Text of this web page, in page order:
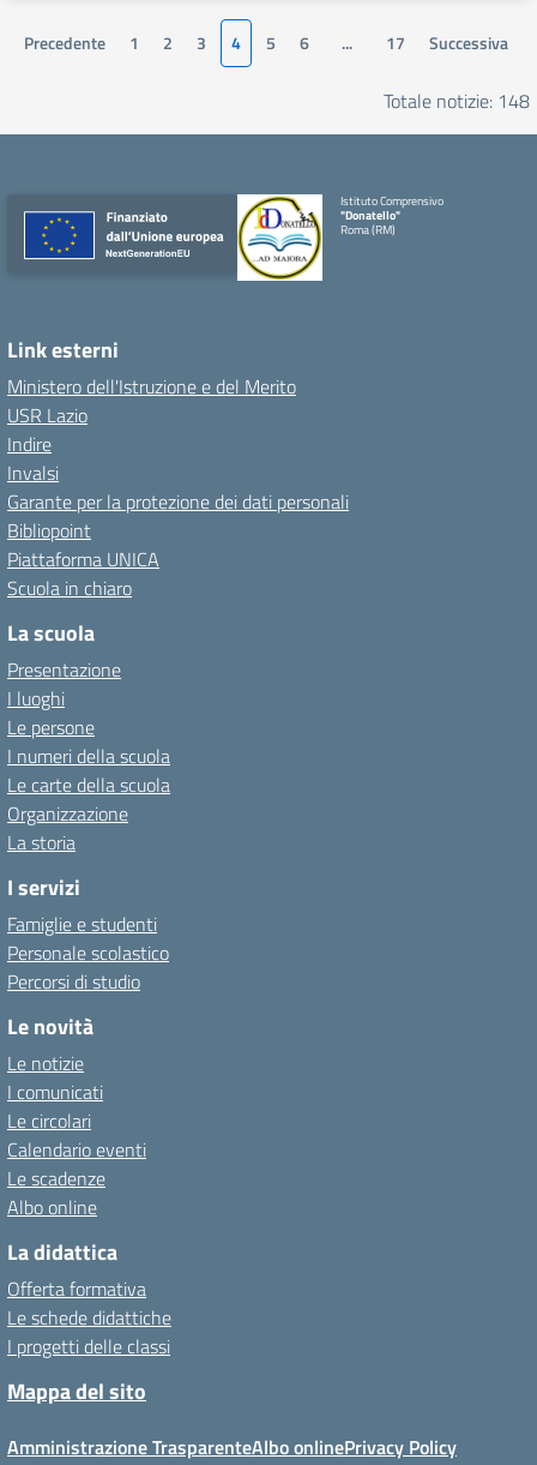
Precedente 1 2 3 4 5 6 ... 17 Successiva
Totale notizie: 148
Istituto Comprensivo
"Donatello"
Roma (RM)
Link esterni
Ministero dell'Istruzione e del Merito
USR Lazio
Indire
Invalsi
Garante per la protezione dei dati personali
Bibliopoint
Piattaforma UNICA
Scuola in chiaro
La scuola
Presentazione
I luoghi
Le persone
I numeri della scuola
Le carte della scuola
Organizzazione
La storia
I servizi
Famiglie e studenti
Personale scolastico
Percorsi di studio
Le novità
Le notizie
I comunicati
Le circolari
Calendario eventi
Le scadenze
Albo online
La didattica
Offerta formativa
Le schede didattiche
I progetti delle classi
Mappa del sito
Amministrazione TrasparenteAlbo onlinePrivacy Policy